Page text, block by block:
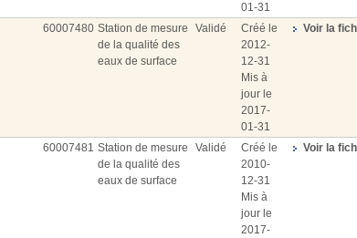
01-31
60007480 Station de mesure
de la qualité des
eaux de surface
Validé
Créé le
2012-
12-31
Mis à
jour le
2017-
01-31
Voir la
60007481 Station de mesure
de la qualité des
eaux de surface
Validé
Créé le
2010-
12-31
Mis à
jour le
2017-
Voir la